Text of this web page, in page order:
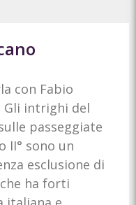
con Fabio
Gli intrighi del
passeggiate
II° sono un
esclusione di
ha forti